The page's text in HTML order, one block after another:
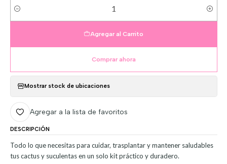
Cantidad
Agregar al Carrito
Comprar ahora
Mostrar stock de ubicaciones
Agregar a la lista de favoritos
DESCRIPCIÓN
Todo lo que necesitas para cuidar, trasplantar y mantener saludables
tus cactus y suculentas en un solo kit práctico y duradero.